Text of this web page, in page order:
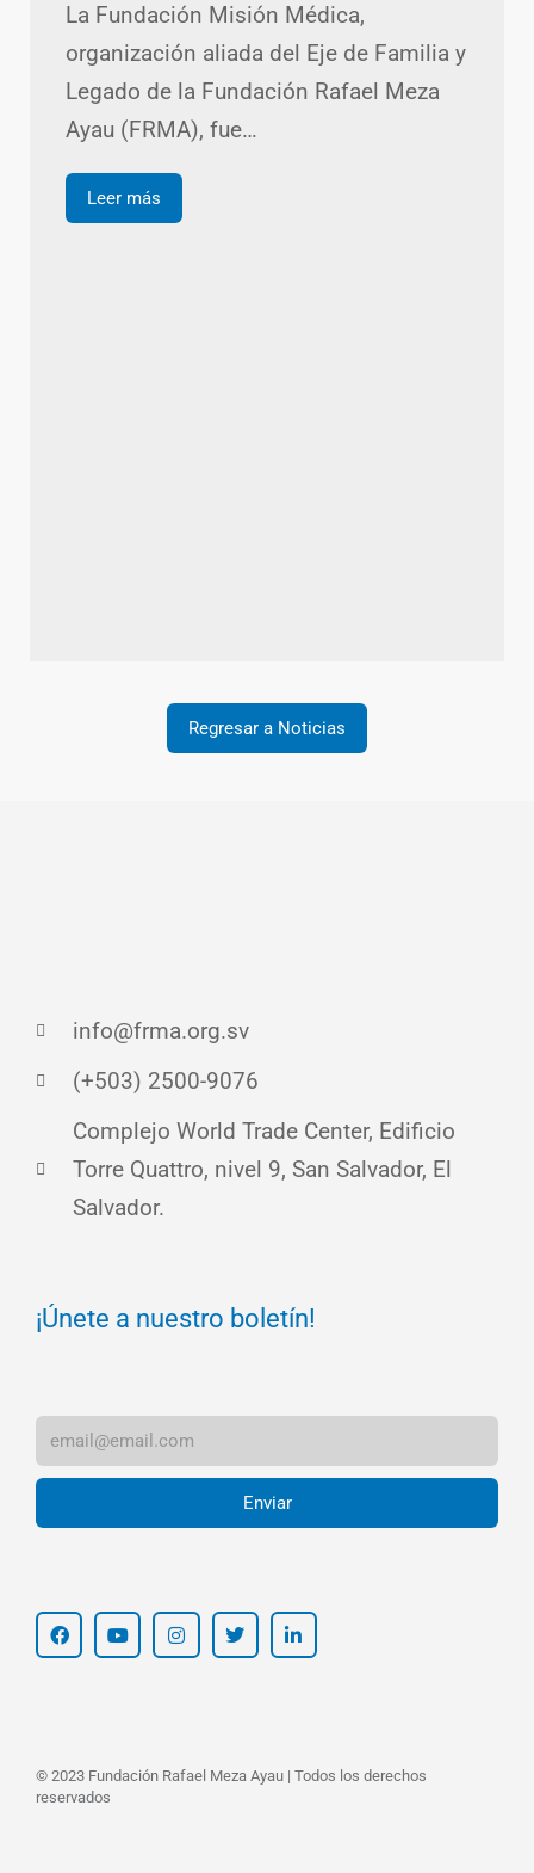
La Fundación Misión Médica,
organización aliada del Eje de Familia y
Legado de la Fundación Rafael Meza
Ayau (FRMA), fue…
Leer más
Regresar a Noticias
info@frma.org.sv
(+503) 2500-9076
Complejo World Trade Center, Edificio
Torre Quattro, nivel 9, San Salvador, El
Salvador.
¡Únete a nuestro boletín!
Enviar
© 2023 Fundación Rafael Meza Ayau | Todos los derechos
reservados